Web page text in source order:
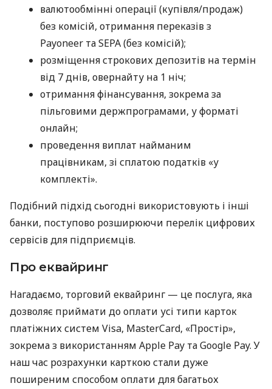
валютообмінні операції (купівля/продаж)
без комісій, отримання переказів з
Payoneer та SEPA (без комісій);
розміщення строкових депозитів на термін
від 7 днів, овернайту на 1 ніч;
отримання фінансування, зокрема за
пільговими держпрограмами, у форматі
онлайн;
проведення виплат найманим
працівникам, зі сплатою податків «у
комплекті».
Подібний підхід сьогодні використовують і інші
банки, поступово розширюючи перелік цифрових
сервісів для підприємців.
Про еквайринг
Нагадаємо, торговий еквайринг — це послуга, яка
дозволяє приймати до оплати усі типи карток
платіжних систем Visa, MasterCard, «Простір»,
зокрема з використанням Apple Pay та Google Pay. У
наш час розрахунки карткою стали дуже
поширеним способом оплати для багатьох